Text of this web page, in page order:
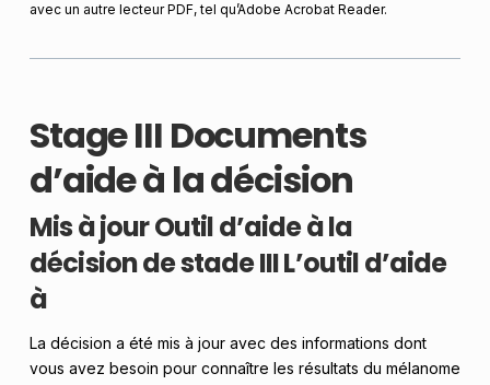
avec un autre lecteur PDF, tel qu’Adobe Acrobat Reader.
Stage III Documents
d’aide à la décision
Mis à jour Outil d’aide à la
décision de stade III L’outil d’aide
à
La décision a été mis à jour avec des informations dont
vous avez besoin pour connaître les résultats du mélanome